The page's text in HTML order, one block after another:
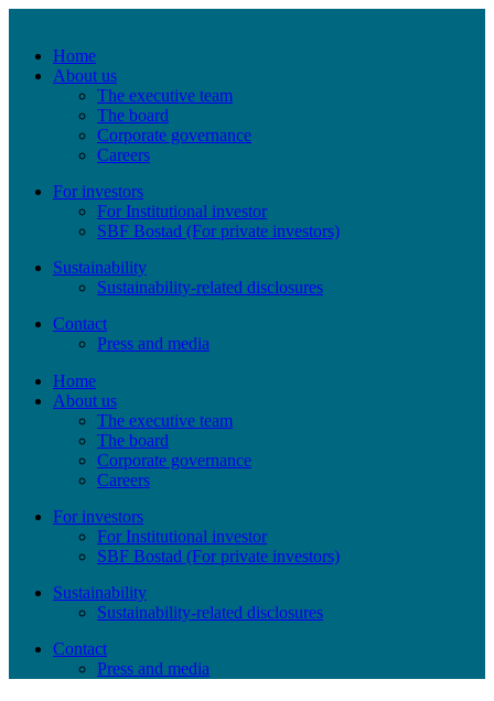
Home
About us
The executive team
The board
Corporate governance
Careers
For investors
For Institutional investor
SBF Bostad (For private investors)
Sustainability
Sustainability-related disclosures
Contact
Press and media
Home
About us
The executive team
The board
Corporate governance
Careers
For investors
For Institutional investor
SBF Bostad (For private investors)
Sustainability
Sustainability-related disclosures
Contact
Press and media